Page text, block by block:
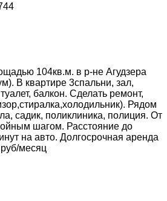
104кв.м. в р-не Агудзера
В квартире 3спальни, зал,
балкон. Сделать ремонт,
Рядом
садик, поликлиника, полиция. От
шагом. Расстояние до
на авто. Долгосрочная аренда
месяц